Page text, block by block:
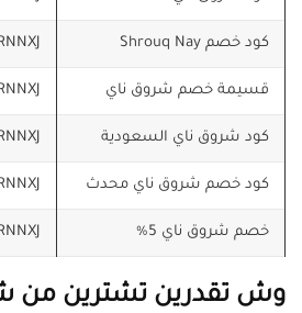
كود خصم Shrouq Nay
قسيمة خصم شروق ناي
كود شروق ناي السعودية
كود خصم شروق ناي محدث
خصم شروق ناي 5%
وش تقدرين تشترين من